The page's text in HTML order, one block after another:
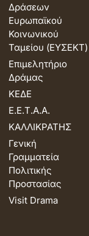
Δράσεων
Ευρωπαϊκού
Κοινωνικού
Ταμείου (ΕΥΣΕΚΤ)
Επιμελητήριο
Δράμας
ΚΕΔΕ
Ε.Ε.Τ.Α.Α.
ΚΑΛΛΙΚΡΑΤΗΣ
Γενική
Γραμματεία
Πολιτικής
Προστασίας
Visit Drama